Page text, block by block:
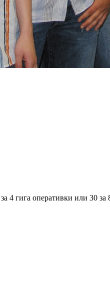
4 гига оперативки или 30 за